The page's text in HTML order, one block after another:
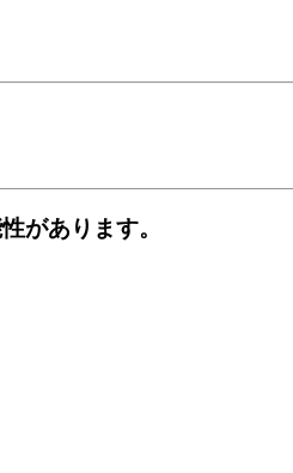
があります。